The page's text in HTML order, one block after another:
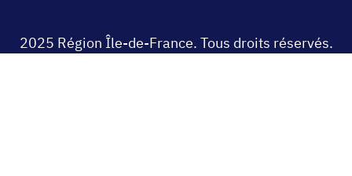
2025 Région Île-de-France. Tous droits réservés.